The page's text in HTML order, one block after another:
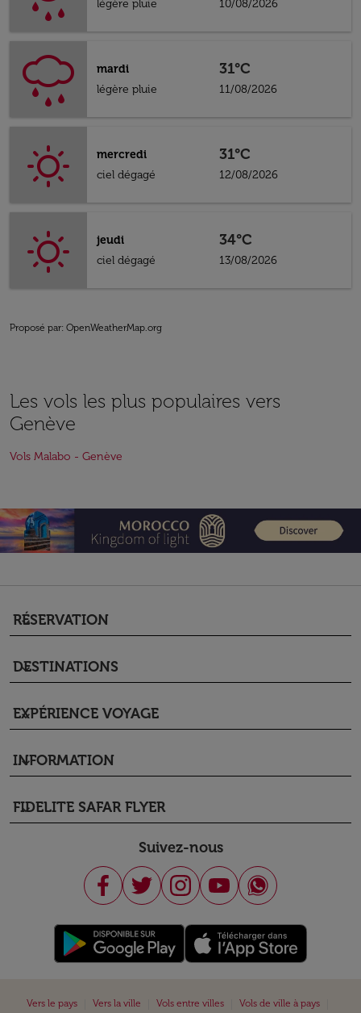
légère pluie
10/08/2026
mardi
légère pluie
31°C
11/08/2026
mercredi
ciel dégagé
31°C
12/08/2026
jeudi
ciel dégagé
34°C
13/08/2026
Proposé par: OpenWeatherMap.org
Les vols les plus populaires vers
Genève
Vols Malabo - Genève
RÉSERVATION
keyboard_arrow_down
DESTINATIONS
keyboard_arrow_down
EXPÉRIENCE VOYAGE
keyboard_arrow_down
INFORMATION
keyboard_arrow_down
FIDELITE SAFAR FLYER
keyboard_arrow_down
Suivez-nous
Vers le pays Vers la ville Vols entre villes Vols de ville à pays